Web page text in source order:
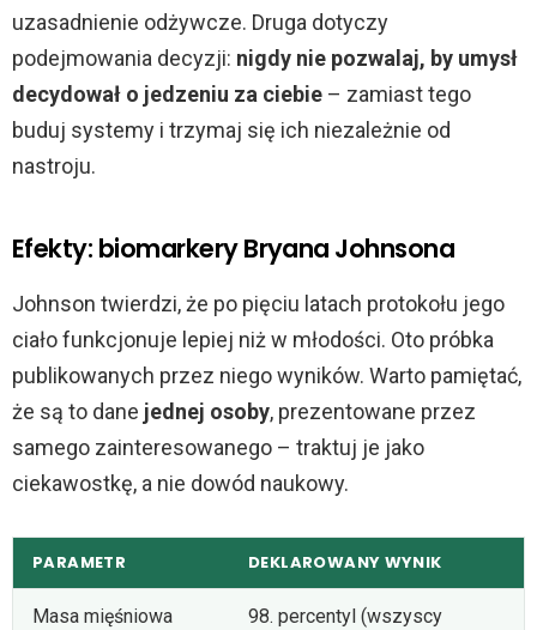
uzasadnienie odżywcze. Druga dotyczy
podejmowania decyzji: nigdy nie pozwalaj, by umysł
decydował o jedzeniu za ciebie – zamiast tego
buduj systemy i trzymaj się ich niezależnie od
nastroju.
Efekty: biomarkery Bryana Johnsona
Johnson twierdzi, że po pięciu latach protokołu jego
ciało funkcjonuje lepiej niż w młodości. Oto próbka
publikowanych przez niego wyników. Warto pamiętać,
że są to dane jednej osoby, prezentowane przez
samego zainteresowanego – traktuj je jako
ciekawostkę, a nie dowód naukowy.
PARAMETR DEKLAROWANY WYNIK
Masa mięśniowa
98. percentyl (wszyscy